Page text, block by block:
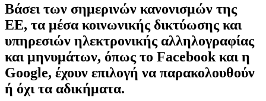
Βάσει των σημερινών κανονισμών της
ΕΕ, τα μέσα κοινωνικής δικτύωσης και
υπηρεσιών ηλεκτρονικής αλληλογραφίας
και μηνυμάτων, όπως το Facebook και η
Google, έχουν επιλογή να παρακολουθούν
ή όχι τα αδικήματα.